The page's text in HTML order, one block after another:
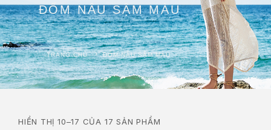
ĐỐM NÂU SẬM MÀU
TRANG CHỦ ĐỐM NÂU SẬM MÀU
HIỂN THỊ 10–17 CỦA 17 SẢN PHẨM